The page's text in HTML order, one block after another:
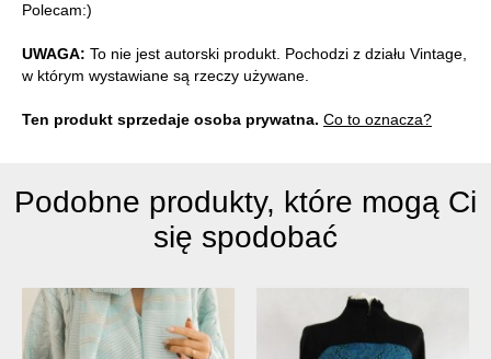
Polecam:)
UWAGA: To nie jest autorski produkt. Pochodzi z działu Vintage,
w którym wystawiane są rzeczy używane.
Ten produkt sprzedaje osoba prywatna. Co to oznacza?
Podobne produkty, które mogą Ci
się spodobać